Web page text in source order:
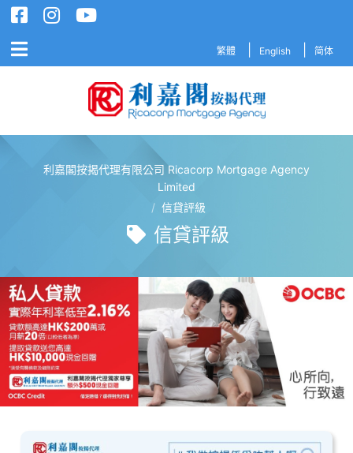
繁體 English 简体
利嘉閣按揭代理有限公司 Ricacorp Mortgage Agency
Limited
/ 信貸評級
信貸評級